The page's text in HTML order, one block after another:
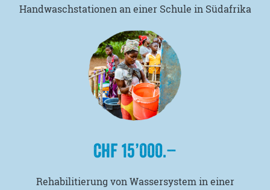
Handwaschstationen an einer Schule in Südafrika
CHF 15’000.–
Rehabilitierung von Wassersystem in einer